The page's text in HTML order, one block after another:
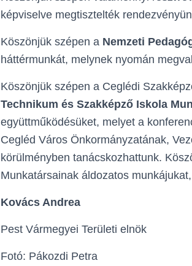
képviselve megtisztelték
Köszönjük szépen a Nemzeti
háttérmunkát, melynek nyomán
Köszönjük szépen a Ceglédi
Technikum és Szakképző Iskola
együttműködésüket, melyet a
Cegléd Város Önkormányzatának,
körülményben tanácskozhattunk.
Munkatársainak áldozatos
Kovács Andrea
Pest Vármegyei Területi elnök
Fotó: Pákozdi Petra